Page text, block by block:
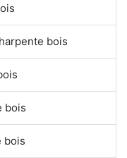
bois
bois
bois